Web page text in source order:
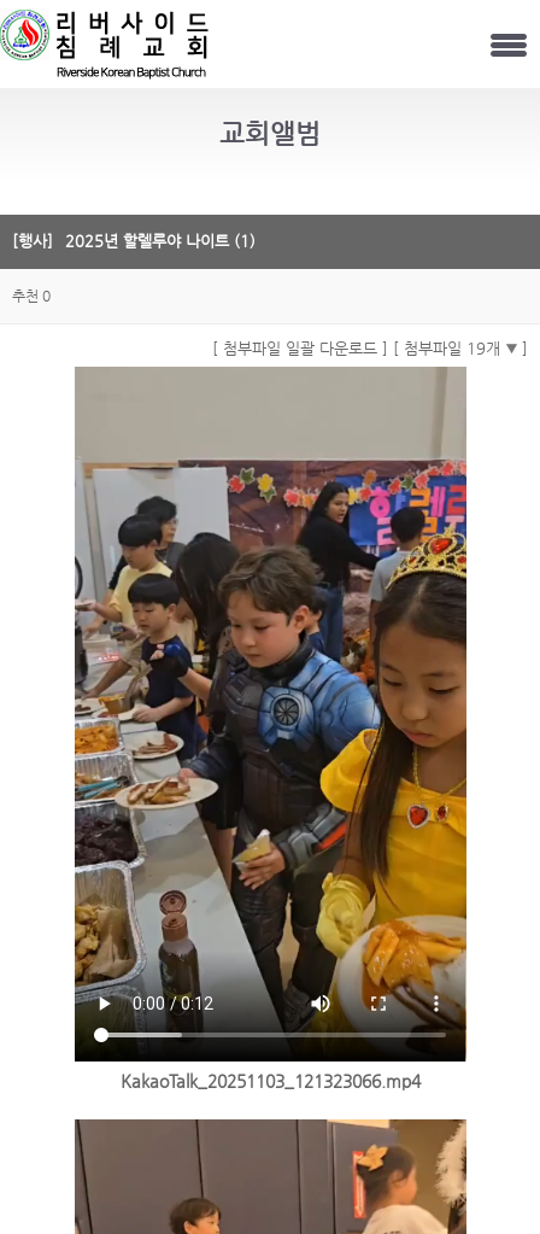
교회앨범
[행사] 2025년 할렐루야 나이트 (1)
추천 0
[ 첨부파일 일괄 다운로드 ] [ 첨부파일 19개 ]
KakaoTalk_20251103_121323066.mp4